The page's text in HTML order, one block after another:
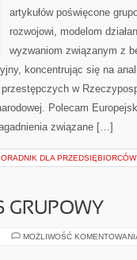
artykułów poświęcone
rozwojowi, modelom
wyzwaniom związanym z
koncentrując się na
w
Polecam
związane […]
DLA PRZEDSIĘBIORCÓW
GRUPOWY
MOŻLIWOŚĆ